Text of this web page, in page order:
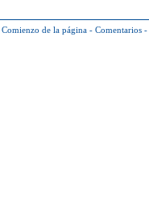
Comienzo de la página - Comentarios -